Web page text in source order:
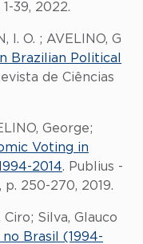
39, 2022.
I. O. ; AVELINO, G
Brazilian Political
de Ciências
George;
Voting in
2014. Publius -
250-270, 2019.
Ciro; Silva, Glauco
Brasil (1994-